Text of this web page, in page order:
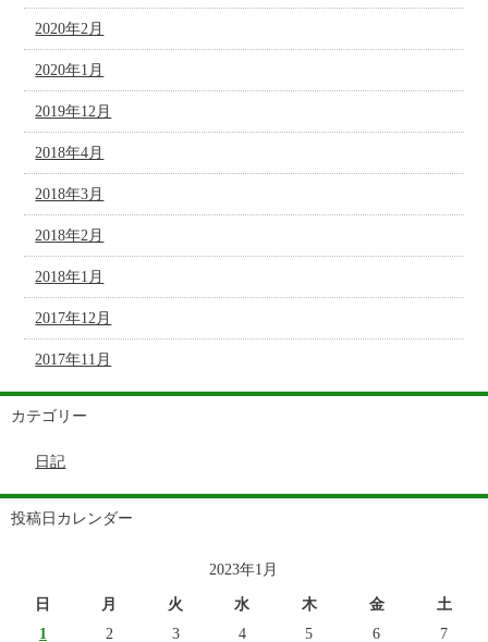
2020年2月
2020年1月
2019年12月
2018年4月
2018年3月
2018年2月
2018年1月
2017年12月
2017年11月
カテゴリー
日記
投稿日カレンダー
2023年1月
日 月 火 水 木 金
土
1
2 3 4 5 6 7